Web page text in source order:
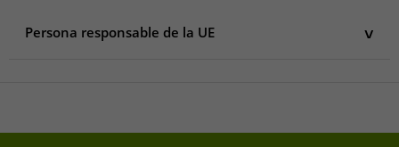
Persona responsable de la UE